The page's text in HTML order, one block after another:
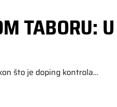
TABORU: U
što je doping kontrola…